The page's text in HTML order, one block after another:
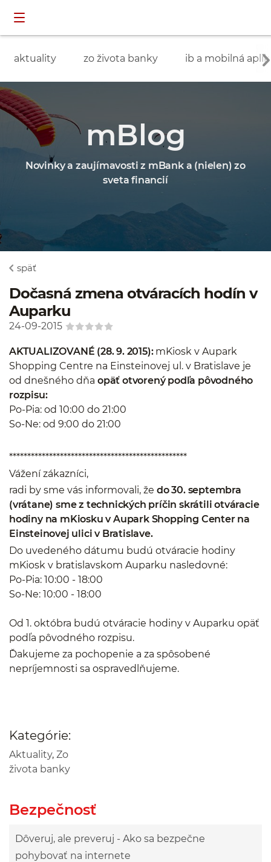
aktuality zo života banky ib a mobilná
mBlog
Novinky a zaujímavosti z mBank a (nielen) zo
sveta financií
späť
Dočasná zmena otváracích hodín v
Auparku
24-09-2015
AKTUALIZOVANÉ (28. 9. 2015):mKiosk v Aupark
Shopping Centre na Einsteinovej ul. v Bratislave je
od dnešného dňa opäť otvorený podľa pôvodného
rozpisu:
Po-Pia: od 10:00 do 21:00
So-Ne: od 9:00 do 21:00
*************************************************
Vážení zákazníci,
radi by sme vás informovali, že do 30. septembra
(vrátane) sme z technických príčin skrátili otváracie
hodiny na mKiosku v Aupark Shopping Center na
Einsteinovej ulici v Bratislave.
Do uvedeného dátumu budú otváracie hodiny
mKiosk v bratislavskom Auparku nasledovné:
Po-Pia: 10:00 - 18:00
So-Ne: 10:00 - 18:00
Od 1. októbra budú otváracie hodiny v Auparku opäť
podľa pôvodného rozpisu.
Ďakujeme za pochopenie a za spôsobené
nepríjemnosti sa ospravedlňujeme.
Kategórie:
Aktuality, Zo
života banky
Bezpečnosť
Dôveruj, ale preveruj - Ako sa bezpečne
pohybovať na internete